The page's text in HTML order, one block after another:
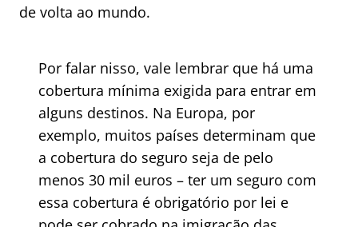
de volta ao mundo.
Por falar nisso, vale lembrar que há uma
cobertura mínima exigida para entrar em
alguns destinos. Na Europa, por
exemplo, muitos países determinam que
a cobertura do seguro seja de pelo
menos 30 mil euros – ter um seguro com
essa cobertura é obrigatório por lei e